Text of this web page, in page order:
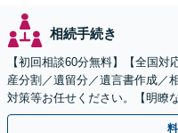
相続手続き
【初回相談60分無料】【全国
産分割／遺留分／遺言書作成／
対策等お任せください。【明瞭
話相談可】